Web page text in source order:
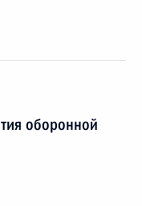
оборонной